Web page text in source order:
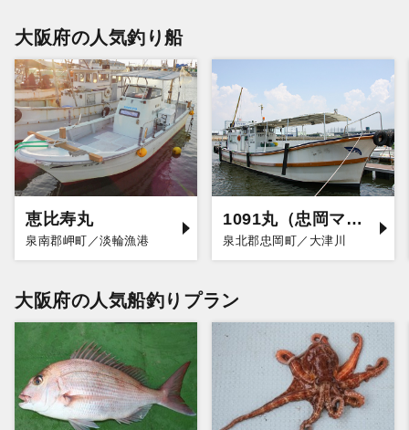
大阪府の人気釣り船
恵比寿丸
泉南郡岬町／淡輪漁港
1091丸（忠岡マリーナ店）
泉北郡忠岡町／大津川
大阪府の人気船釣りプラン